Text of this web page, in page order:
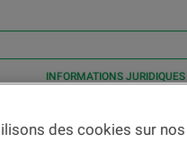
INFORMATIONS JURIDIQUES
Contact
des cookies sur